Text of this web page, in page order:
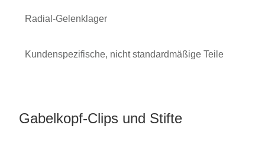
Radial-Gelenklager
Kundenspezifische, nicht standardmäßige Teile
Gabelkopf-Clips und Stifte